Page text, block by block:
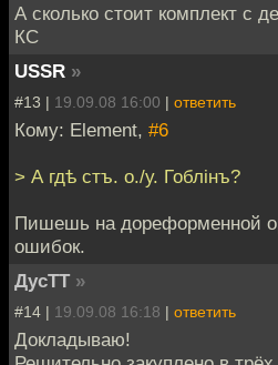
А сколько стоит комплект с
КС
USSR »
#13 | 19.09.08 16:00 | ответить
Кому: Element, #6
> А гдѣ стъ. о./у. Гоблiнъ?
Пишешь на дореформенной
ошибок.
ДусТТ »
#14 | 19.09.08 16:18 | ответить
Докладываю!